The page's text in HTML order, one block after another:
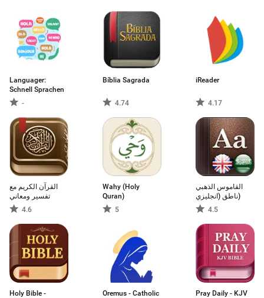
Languager:
Schnell Sprachen
-
Bíblia Sagrada
4.74
iReader
4.17
القرآن الكريم مع
تفسير ومعاني
4.6
Wahy (Holy
Quran)
5
القاموس الذهبي
ناطق (انجليزي)
4.5
Holy Bible -
Oremus - Catholic
Pray Daily - KJV